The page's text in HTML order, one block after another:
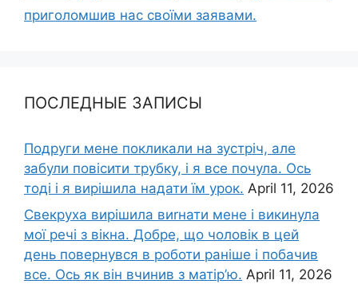
приголомшив нас своїми заявами.
ПОСЛЕДНЫЕ ЗАПИСЫ
Подруги мене покликали на зустріч, але
забули повісити трубку, і я все почула. Ось
тоді і я вирішила надати їм урок. April 11, 2026
Свекруха вирішила виrнати мене і викинула
мої речі з вікна. Добре, що чоловік в цей
день повернувся в роботи раніше і побачив
все. Ось як він вчинив з матір’ю. April 11, 2026